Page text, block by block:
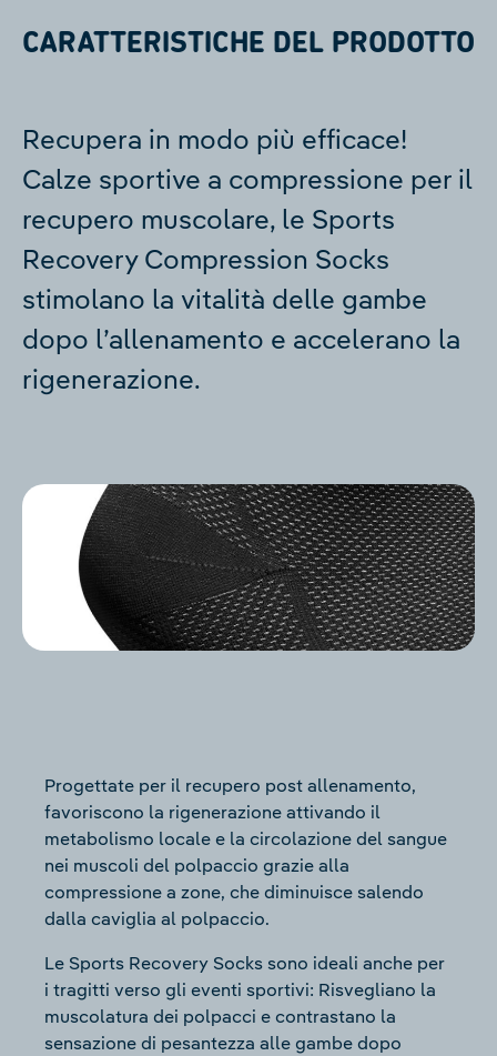
CARATTERISTICHE DEL PRODOTTO
Recupera in modo più efficace!
Calze sportive a compressione per il
recupero muscolare, le Sports
Recovery Compression Socks
stimolano la vitalità delle gambe
dopo l’allenamento e accelerano la
rigenerazione.
Progettate per il recupero post allenamento,
favoriscono la rigenerazione attivando il
metabolismo locale e la circolazione del sangue
nei muscoli del polpaccio grazie alla
compressione a zone, che diminuisce salendo
dalla caviglia al polpaccio.
Le Sports Recovery Socks sono ideali anche per
i tragitti verso gli eventi sportivi: Risvegliano la
muscolatura dei polpacci e contrastano la
sensazione di pesantezza alle gambe dopo